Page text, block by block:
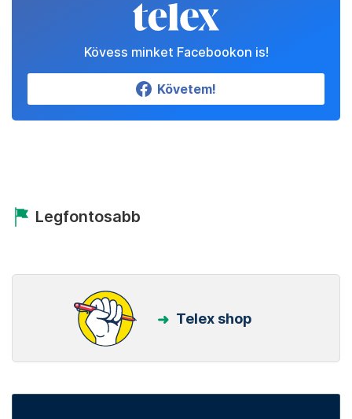
Kövess minket Facebookon is!
Követem!
Legfontosabb
Telex shop